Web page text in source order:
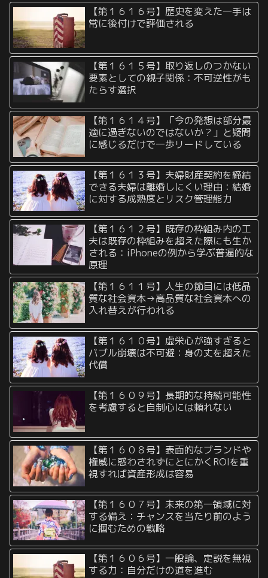
【第１６１６号】歴史を変えた一手は
常に後付けで評価される
【第１６１５号】取り返しのつかない
要素としての親子関係：不可逆性がも
たらす選択
【第１６１４号】「今の発想は部分最
適に過ぎないのではないか？」と疑問
に感じるだけで一歩リードしている
【第１６１３号】夫婦財産契約を締結
できる夫婦は離婚しにくい理由：結婚
に対する成熟度とリスク管理能力
【第１６１２号】既存の枠組み内の工
夫は既存の枠組みを超えた際にも生か
される：iPhoneの例から学ぶ普遍的な
原理
【第１６１１号】人生の節目には低品
質な社会資本→高品質な社会資本への
入れ替えが行われる
【第１６１０号】虚栄心が強すぎると
バブル崩壊は不可避：身の丈を超えた
代償
【第１６０９号】長期的な持続可能性
を考慮すると自制心には頼れない
【第１６０８号】表面的なブランドや
権威に惑わされずにとにかくROIを重
視すれば資産形成は容易
【第１６０７号】未来の第一領域に対
する備え：チャンスを当たり前のよう
に掴むための戦略
【第１６０６号】一般論、定説を無視
する力：自分だけの道を進む